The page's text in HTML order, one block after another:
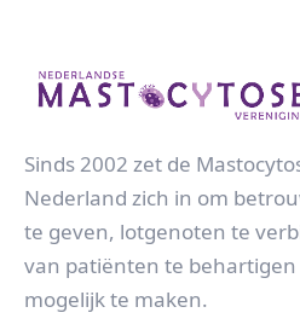
Sinds 2002 zet de
Nederland zich in om
te geven, lotgenoten te
van patiënten te
mogelijk te maken.